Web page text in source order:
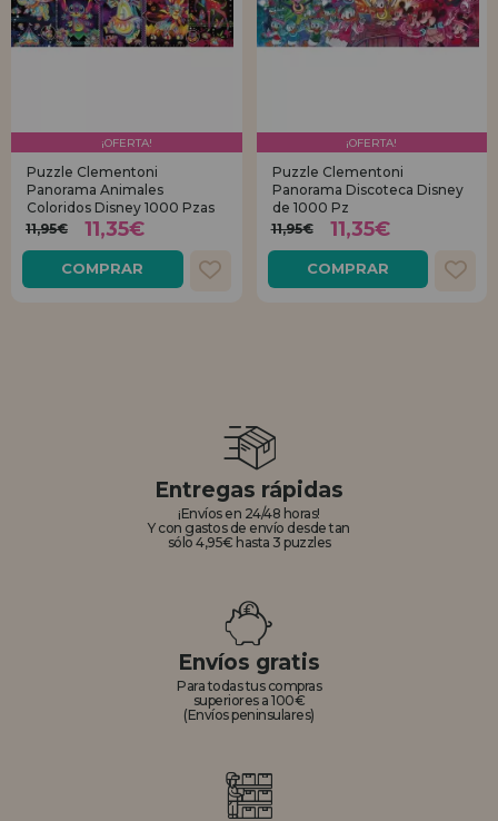
¡OFERTA!
Puzzle Clementoni
Panorama Animales
Coloridos Disney 1000 Pzas
11,95€
11,35€
COMPRAR
¡OFERTA!
Puzzle Clementoni
Panorama Discoteca Disney
de 1000 Pz
11,95€
11,35€
COMPRAR
Entregas rápidas
¡Envíos en 24/48 horas!
Y con gastos de envío desde tan
sólo 4,95€ hasta 3 puzzles
Envíos gratis
Para todas tus compras
superiores a 100€
(Envíos peninsulares)